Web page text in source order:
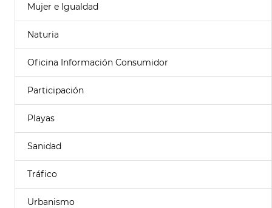
Mujer e Igualdad
Naturia
Oficina Información Consumidor
Participación
Playas
Sanidad
Tráfico
Urbanismo